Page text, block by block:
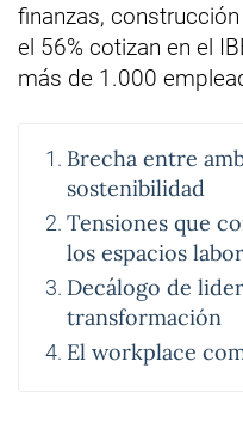
finanzas,
el 56% cotizan en el
más de 1.000
Brecha entre
sostenibilidad
Tensiones que
los espacios
Decálogo de
transformación
El workplace